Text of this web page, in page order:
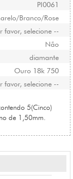
PI0061
Branco/Rose
favor, selecione --
Não
diamante
Ouro 18k 750
favor, selecione --
5(Cinco)
de 1,50mm.